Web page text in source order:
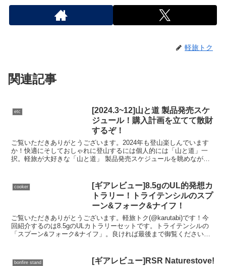
軽旅トク
関連記事
etc
[2024.3~12]山と道 製品発売スケ
ジュール！購入計画を立てて散財
するぞ！
ご覧いただきありがとうございます。2024年も登山楽しんでいます
か！快適にそしておしゃれに登山するには個人的には「山と道」一
択。軽旅が大好きな「山と道」 製品発売スケジュールを眺めながら
cooker
[ギアレビュー]8.5gのUL的発想カ
トラリー！トライテンシルのスプ
ーン&フォーク&ナイフ！
ご覧いただきありがとうございます。軽旅トク(@karutabi)です！今
回紹介するのは8.5gのULカトラリーセットです。トライテンシルの
「スプーン&フォーク&ナイフ」。良ければ最後まで御覧ください。
bonfire stand
[ギアレビュー]RSR Naturestove!